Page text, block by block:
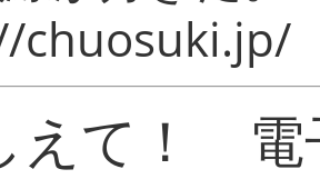
chuosuki.jp/
えて！ 電